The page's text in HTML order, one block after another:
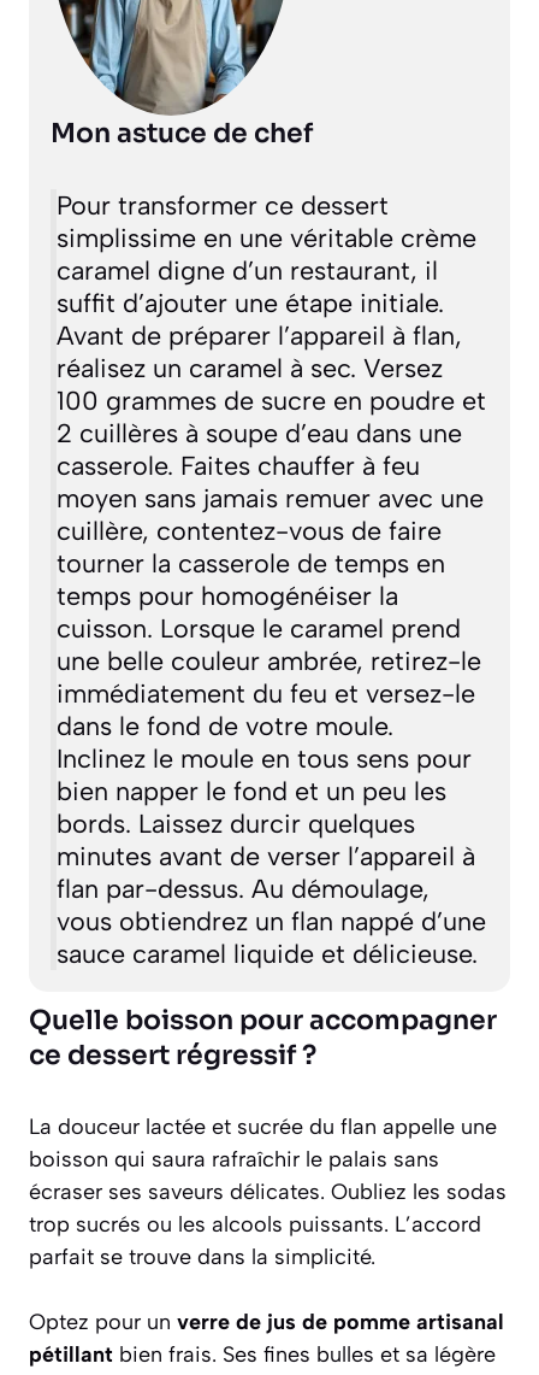
Mon astuce de chef
Pour transformer ce dessert
simplissime en une véritable crème
caramel digne d’un restaurant, il
suffit d’ajouter une étape initiale.
Avant de préparer l’appareil à flan,
réalisez un caramel à sec. Versez
100 grammes de sucre en poudre et
2 cuillères à soupe d’eau dans une
casserole. Faites chauffer à feu
moyen sans jamais remuer avec une
cuillère, contentez-vous de faire
tourner la casserole de temps en
temps pour homogénéiser la
cuisson. Lorsque le caramel prend
une belle couleur ambrée, retirez-le
immédiatement du feu et versez-le
dans le fond de votre moule.
Inclinez le moule en tous sens pour
bien napper le fond et un peu les
bords. Laissez durcir quelques
minutes avant de verser l’appareil à
flan par-dessus. Au démoulage,
vous obtiendrez un flan nappé d’une
sauce caramel liquide et délicieuse.
Quelle boisson pour accompagner
ce dessert régressif ?
La douceur lactée et sucrée du flan appelle une
boisson qui saura rafraîchir le palais sans
écraser ses saveurs délicates. Oubliez les sodas
trop sucrés ou les alcools puissants. L’accord
parfait se trouve dans la simplicité.
Optez pour un verre de jus de pomme artisanal
pétillant bien frais. Ses fines bulles et sa légère